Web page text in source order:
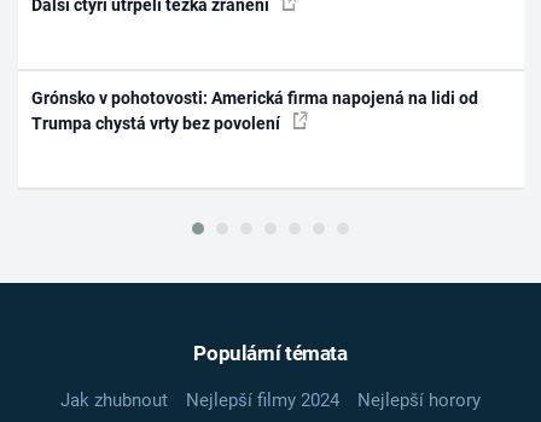
Další čtyři utrpěli těžká zranění
Grónsko v pohotovosti: Americká firma napojená na lidi od
Trumpa chystá vrty bez povolení
Populární témata
Jak zhubnout Nejlepší filmy 2024
Nejlepší horory